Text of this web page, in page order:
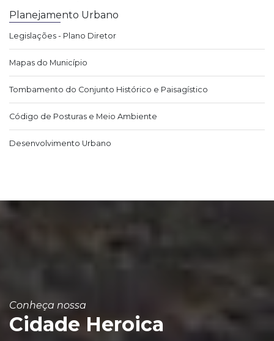
Planejamento Urbano
Legislações - Plano Diretor
Mapas do Município
Tombamento do Conjunto Histórico e Paisagístico
Código de Posturas e Meio Ambiente
Desenvolvimento Urbano
Conheça nossa
Cidade Heroica